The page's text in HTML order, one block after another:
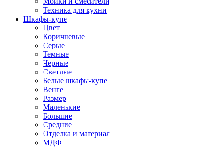
Техника для кухни
Шкафы-купе
Цвет
Коричневые
Серые
Темные
Черные
Светлые
Белые шкафы-купе
Венге
Размер
Маленькие
Большие
Средние
Отделка и материал
МДФ